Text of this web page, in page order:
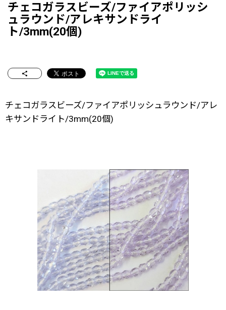
チェコガラスビーズ/ファイアポリッシ
ュラウンド/アレキサンドライ
ト/3mm(20個)
チェコガラスビーズ/ファイアポリッシュラウンド/アレ
キサンドライト/3mm(20個)